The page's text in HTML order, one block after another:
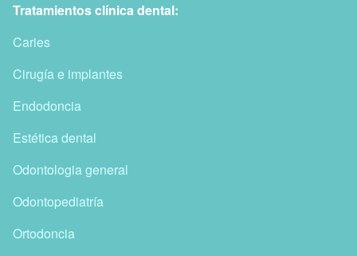
Tratamientos clínica dental:
Caries
Cirugía e implantes
Endodoncia
Estética dental
Odontologia general
Odontopediatría
Ortodoncia